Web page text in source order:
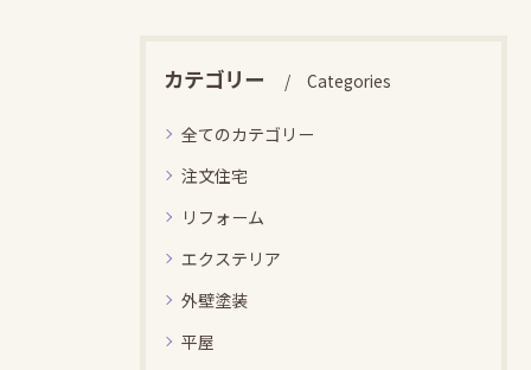
カテゴリー Categories
全てのカテゴリー
注文住宅
リフォーム
エクステリア
外壁塗装
平屋